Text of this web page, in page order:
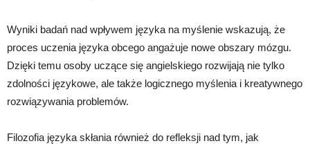
Wyniki badań nad wpływem języka na myślenie wskazują, że
proces uczenia języka obcego angażuje nowe obszary mózgu.
Dzięki temu osoby uczące się angielskiego rozwijają nie tylko
zdolności językowe, ale także logicznego myślenia i kreatywnego
rozwiązywania problemów.
Filozofia języka skłania również do refleksji nad tym, jak